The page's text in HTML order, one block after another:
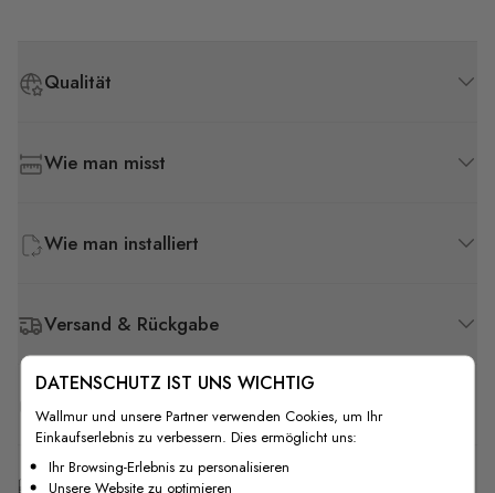
Qualität
Wie man misst
Wie man installiert
Versand & Rückgabe
F.A.Q
Kostenlose Anpassung
DATENSCHUTZ IST UNS WICHTIG
Wallmur und unsere Partner verwenden Cookies, um Ihr
Einkaufserlebnis zu verbessern. Dies ermöglicht uns:
Ihr Browsing-Erlebnis zu personalisieren
Unsere Website zu optimieren